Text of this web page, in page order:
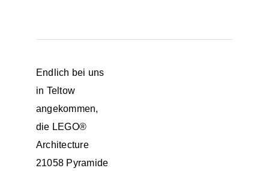
Endlich bei uns
in Teltow
angekommen,
die LEGO®
Architecture
21058 Pyramide